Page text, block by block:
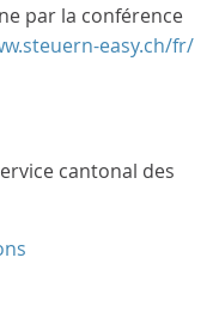
par la conférence
easy.ch/fr/
cantonal des